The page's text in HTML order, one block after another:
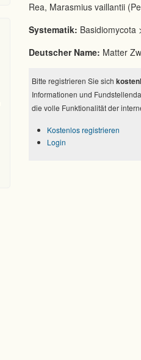
Rea, Marasmius vaillantii
Systematik: Basidiomycota
Deutscher Name: Matter
Bitte registrieren Sie sich
Informationen und
die volle Funktionalität der
Kostenlos registrieren
Login